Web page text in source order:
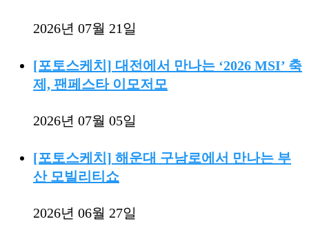
2026년 07월 21일
[포토스케치] 대전에서 만나는 ‘2026 MSI’ 축
제, 팬페스타 이모저모
2026년 07월 05일
[포토스케치] 해운대 구남로에서 만나는 부
산 모빌리티쇼
2026년 06월 27일